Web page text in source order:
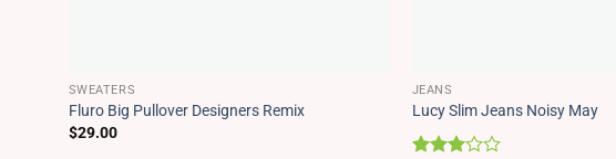
SWEATERS
Fluro Big Pullover Designers Remix
$29.00
JEANS
Lucy Slim Jeans Noisy May